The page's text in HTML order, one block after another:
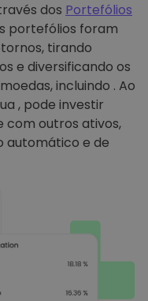
dos Portefólios
portefólios foram
tirando
e diversificando os
incluindo . Ao
, pode investir
outros ativos,
automático e de